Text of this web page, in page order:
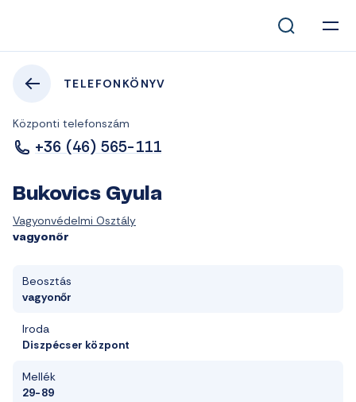
TELEFONKÖNYV
Központi telefonszám
+36 (46) 565-111
Bukovics Gyula
Vagyonvédelmi Osztály
vagyonőr
Beosztás
vagyonőr
Iroda
Diszpécser központ
Mellék
29-89